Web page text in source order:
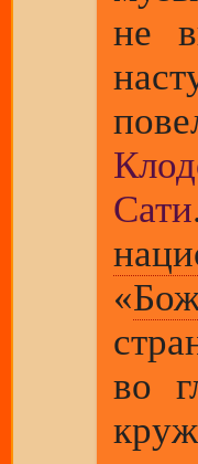
не
Сати
«
во